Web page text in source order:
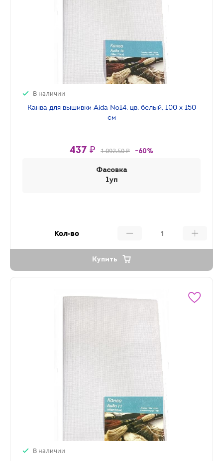
В наличии
Канва для вышивки Aida №14, цв. белый, 100 х 150
см
437 ₽ 1 092.50 ₽ -60%
Фасовка
1уп
Кол-во
Купить
В наличии